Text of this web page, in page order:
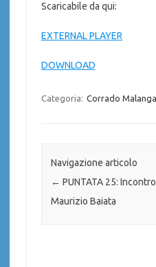
Scaricabile da qui:
EXTERNAL PLAYER
DOWNLOAD
Categoria: Corrado Malanga
Navigazione articolo
← PUNTATA 25:
Maurizio Baiata